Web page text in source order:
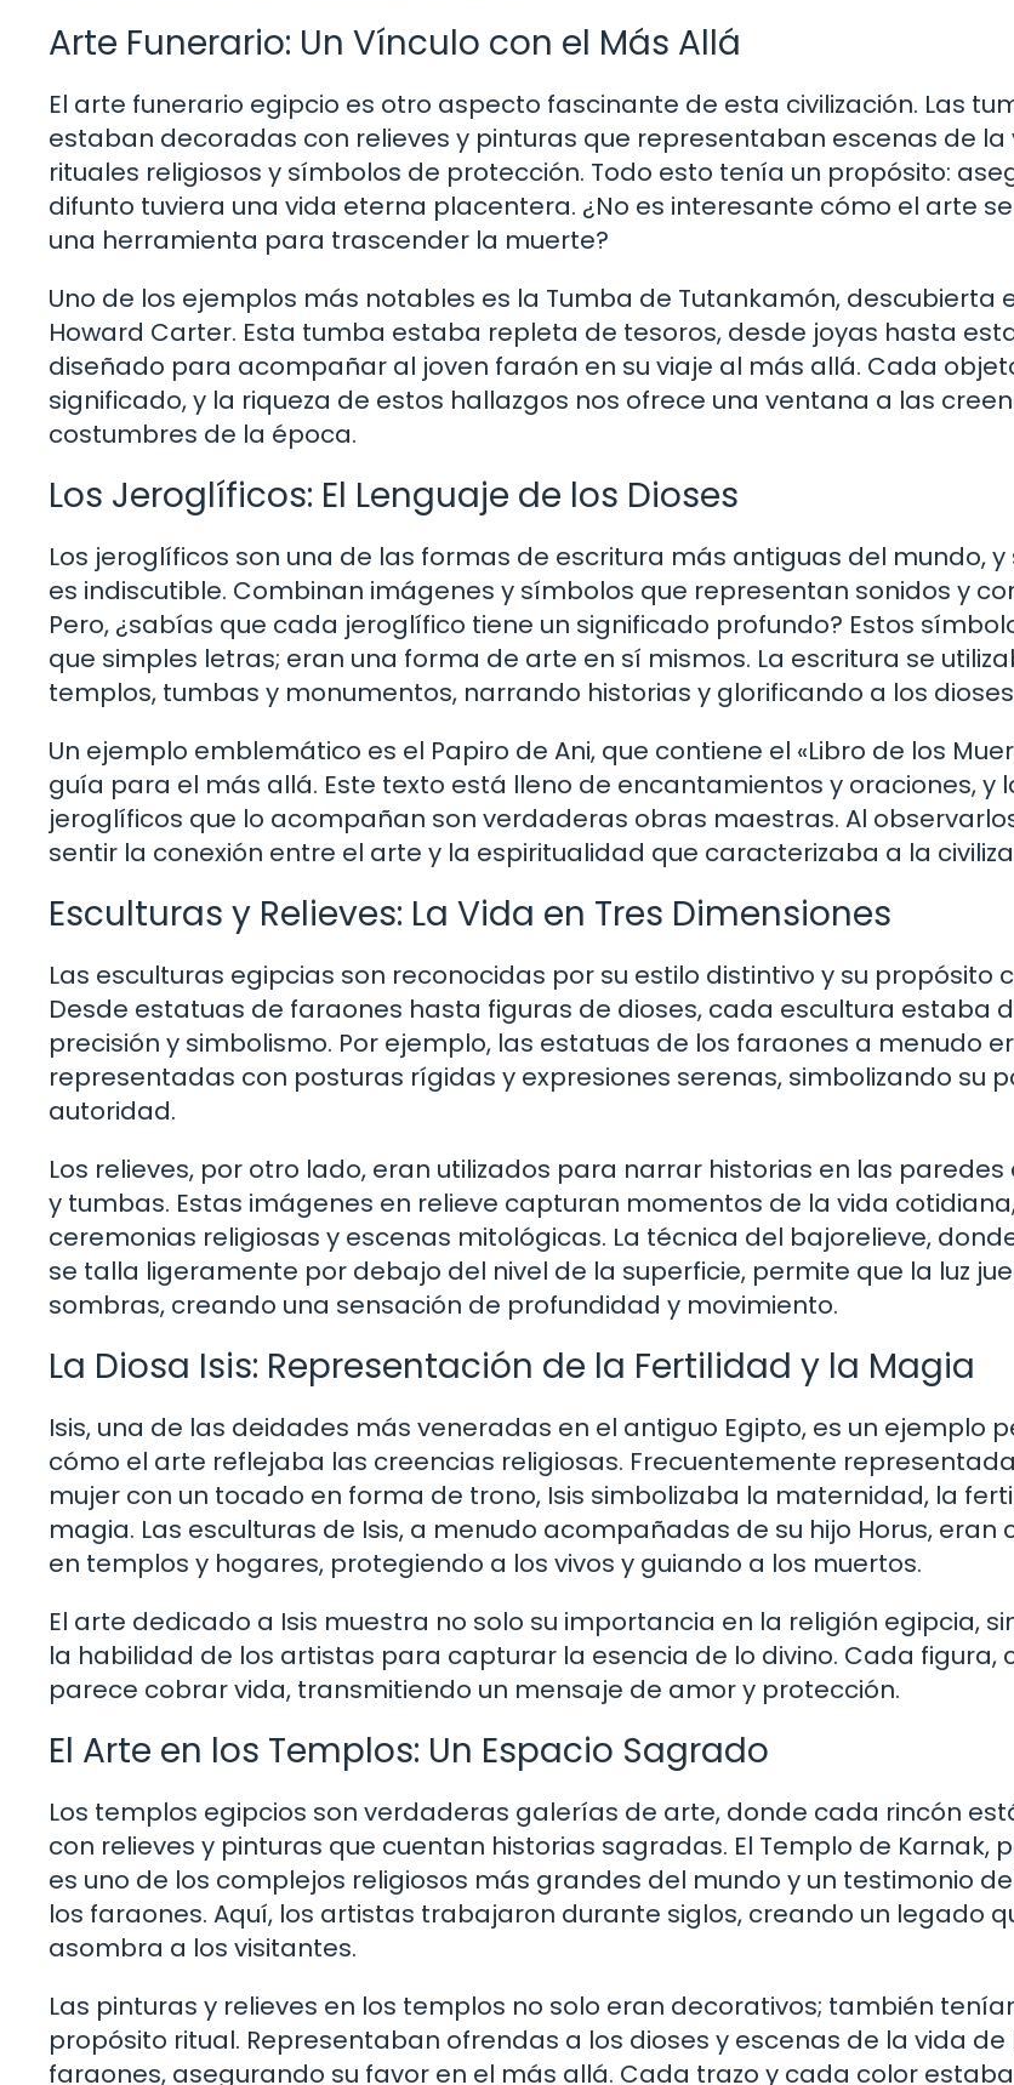
Arte Funerario: Un Vínculo con el Más Allá
El arte funerario egipcio es otro aspecto fascinante de esta civilización. Las
estaban decoradas con relieves y pinturas que representaban escenas de la
rituales religiosos y símbolos de protección. Todo esto tenía un propósito:
difunto tuviera una vida eterna placentera. ¿No es interesante cómo el arte
una herramienta para trascender la muerte?
Uno de los ejemplos más notables es la Tumba de Tutankamón, descubierta
Howard Carter. Esta tumba estaba repleta de tesoros, desde joyas hasta
diseñado para acompañar al joven faraón en su viaje al más allá. Cada
significado, y la riqueza de estos hallazgos nos ofrece una ventana a las
costumbres de la época.
Los Jeroglíficos: El Lenguaje de los Dioses
Los jeroglíficos son una de las formas de escritura más antiguas del mundo, y
es indiscutible. Combinan imágenes y símbolos que representan sonidos y
Pero, ¿sabías que cada jeroglífico tiene un significado profundo? Estos
que simples letras; eran una forma de arte en sí mismos. La escritura se
templos, tumbas y monumentos, narrando historias y glorificando a los
Un ejemplo emblemático es el Papiro de Ani, que contiene el «Libro de los
guía para el más allá. Este texto está lleno de encantamientos y oraciones, y
jeroglíficos que lo acompañan son verdaderas obras maestras. Al
sentir la conexión entre el arte y la espiritualidad que caracterizaba a la
Esculturas y Relieves: La Vida en Tres Dimensiones
Las esculturas egipcias son reconocidas por su estilo distintivo y su propósito
Desde estatuas de faraones hasta figuras de dioses, cada escultura estaba
precisión y simbolismo. Por ejemplo, las estatuas de los faraones a menudo
representadas con posturas rígidas y expresiones serenas, simbolizando su
autoridad.
Los relieves, por otro lado, eran utilizados para narrar historias en las
y tumbas. Estas imágenes en relieve capturan momentos de la vida
ceremonias religiosas y escenas mitológicas. La técnica del bajorelieve,
se talla ligeramente por debajo del nivel de la superficie, permite que la luz
sombras, creando una sensación de profundidad y movimiento.
La Diosa Isis: Representación de la Fertilidad y la Magia
Isis, una de las deidades más veneradas en el antiguo Egipto, es un ejemplo
cómo el arte reflejaba las creencias religiosas. Frecuentemente
mujer con un tocado en forma de trono, Isis simbolizaba la maternidad, la
magia. Las esculturas de Isis, a menudo acompañadas de su hijo Horus, eran
en templos y hogares, protegiendo a los vivos y guiando a los muertos.
El arte dedicado a Isis muestra no solo su importancia en la religión egipcia,
la habilidad de los artistas para capturar la esencia de lo divino. Cada figura,
parece cobrar vida, transmitiendo un mensaje de amor y protección.
El Arte en los Templos: Un Espacio Sagrado
Los templos egipcios son verdaderas galerías de arte, donde cada rincón
con relieves y pinturas que cuentan historias sagradas. El Templo de Karnak,
es uno de los complejos religiosos más grandes del mundo y un testimonio
los faraones. Aquí, los artistas trabajaron durante siglos, creando un legado
asombra a los visitantes.
Las pinturas y relieves en los templos no solo eran decorativos; también
propósito ritual. Representaban ofrendas a los dioses y escenas de la vida de
faraones, asegurando su favor en el más allá. Cada trazo y cada color